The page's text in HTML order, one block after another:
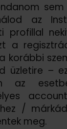
sem
az
profillal
a
korábbi
üzletire –
az
/
meg.